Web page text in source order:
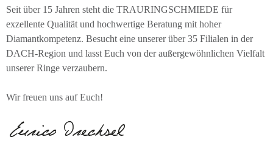
Seit über 15 Jahren steht die TRAURINGSCHMIEDE für
exzellente Qualität und hochwertige Beratung mit hoher
Diamantkompetenz. Besucht eine unserer über 35 Filialen in der
DACH-Region und lasst Euch von der außergewöhnlichen Vielfalt
unserer Ringe verzaubern.
Wir freuen uns auf Euch!